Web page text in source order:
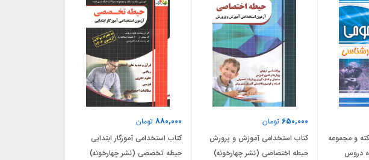
و مجموعه
دروس
650,000 تومان
کتاب استخدامی آموزش و پرورش
حیطه اختصاصی (نشر چهارخونه)
880,000 تومان
کتاب استخدامی آموزگار ابتدایی
حیطه تخصصی (نشر چهارخونه)